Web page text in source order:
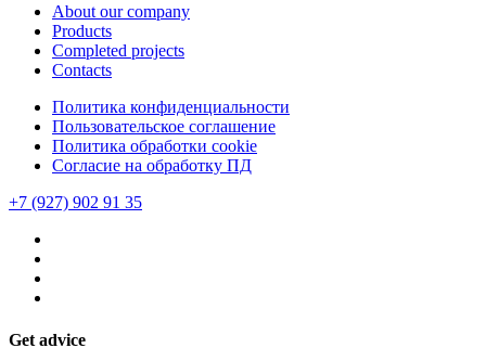
About our company
Products
Completed projects
Contacts
Политика конфиденциальности
Пользовательское соглашение
Политика обработки cookie
Согласие на обработку ПД
+7 (927) 902 91 35
Get advice